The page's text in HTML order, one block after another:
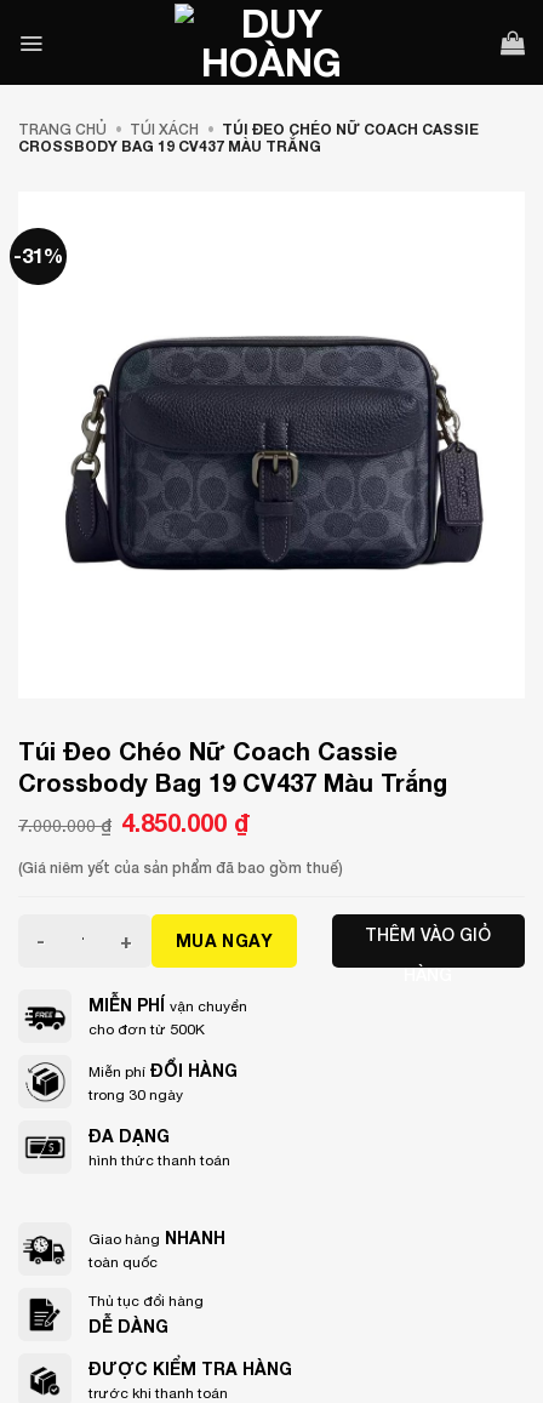
qua
TRANG CHỦ • TÚI XÁCH • TÚI ĐEO CHÉO NỮ COACH CASSIE
CROSSBODY BAG 19 CV437 MÀU TRẮNG
-31%
Túi Đeo Chéo Nữ Coach Cassie
Crossbody Bag 19 CV437 Màu Trắng
7.000.000₫
Giá
gốc
7.000.000 ₫.
4.850.000 ₫Giá
là:
(Giá niêm yết của sản phẩm đã bao gồm thuế)
Túi Đeo Chéo Nữ Coach Cassie Crossbody Bag 19 CV437
MUA NGAY
THÊM VÀO GIỎ
HÀNG
MIỄN PHÍ vận chuyển
cho đơn từ 500K
Miễn phí ĐỔI HÀNG
trong 30 ngày
ĐA DẠNG
hình thức thanh toán
Giao hàng NHANH
toàn quốc
Thủ tục đổi hàng
DỄ DÀNG
ĐƯỢC KIỂM TRA HÀNG
trước khi thanh toán